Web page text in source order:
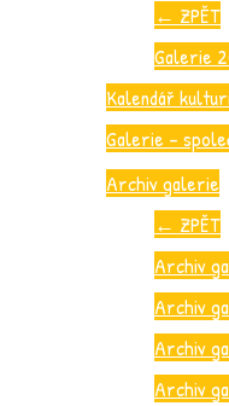
← ZPĚT
Galerie
Kalendář
Galerie –
Archiv galerie
← ZPĚT
Archiv
Archiv
Archiv
Archiv